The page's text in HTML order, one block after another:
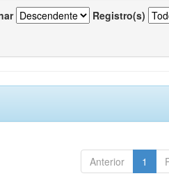
Registro(s)
Anterior 1